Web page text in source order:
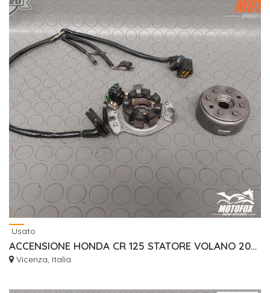
Usato
ACCENSIONE HONDA CR 125 STATORE VOLANO 2000/2003
Vicenza, Italia